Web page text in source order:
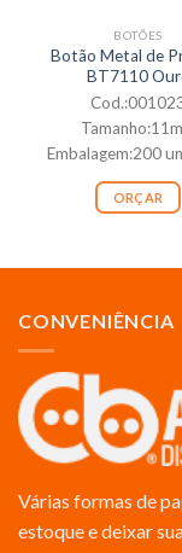
BOTÕES
Botão Metal de
BT7110
Embalagem:200
ORÇAR
CONVENIÊNCIA
Várias formas de
estoque e deixar